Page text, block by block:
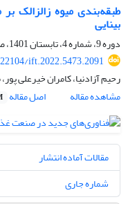
طبقه‌بندی میوه زالزالک
بینایی
دوره 9، شماره 4، تابستان 1401، صفحه
ift.2022.5473.2091
رحیم آزادنیا، کامران خیرعلی
مشاهده مقاله
اصل مقاله
مقالات آماده انتشار
شماره جاری